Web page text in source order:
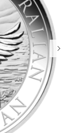
イン
ス（三美神）
珍しいコレクシ
れよう
前に調べておく
と高値にする方
説
最適！おすすめ
とは？ネットで